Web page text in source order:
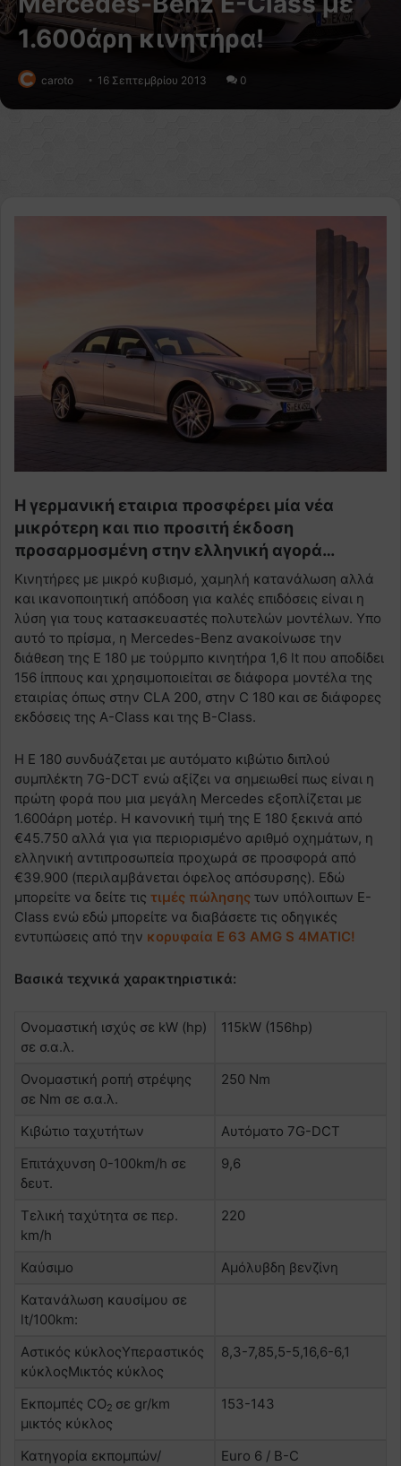
1.600άρη κινητήρα!
caroto 16 Σεπτεμβρίου 2013 0
Η γερμανική εταιρια προσφέρει μία νέα
μικρότερη και πιο προσιτή έκδοση
προσαρμοσμένη στην ελληνική αγορά…
Κινητήρες με μικρό κυβισμό, χαμηλή κατανάλωση αλλά
και ικανοποιητική απόδοση για καλές επιδόσεις είναι η
λύση για τους κατασκευαστές πολυτελών μοντέλων. Υπο
αυτό το πρίσμα, η Mercedes-Benz ανακοίνωσε την
διάθεση της Ε 180 με τούρμπο κινητήρα 1,6 lt που αποδίδει
156 ίππους και χρησιμοποιείται σε διάφορα μοντέλα της
εταιρίας όπως στην CLA 200, στην C 180 και σε διάφορες
εκδόσεις της A-Class και της B-Class.
H Ε 180 συνδυάζεται με αυτόματο κιβώτιο διπλού
συμπλέκτη 7G-DCT ενώ αξίζει να σημειωθεί πως είναι η
πρώτη φορά που μια μεγάλη Mercedes εξοπλίζεται με
1.600άρη μοτέρ. Η κανονική τιμή της E 180 ξεκινά από
€45.750 αλλά για για περιορισμένο αριθμό οχημάτων, η
ελληνική αντιπροσωπεία προχωρά σε προσφορά από
€39.900 (περιλαμβάνεται όφελος απόσυρσης). Εδώ
μπορείτε να δείτε τις τιμές πώλησης των υπόλοιπων E-
Class ενώ εδώ μπορείτε να διαβάσετε τις οδηγικές
εντυπώσεις από την κορυφαία Ε 63 AMG S 4MATIC!
Βασικά τεχνικά χαρακτηριστικά:
Ονομαστική ισχύς σε kW (hp)
σε σ.α.λ.
115kW (156hp)
Ονομαστική ροπή στρέψης
σε Nm σε σ.α.λ.
250 Nm
Κιβώτιο ταχυτήτων
Αυτόματο 7G-DCT
Επιτάχυνση 0-100km/h σε
δευτ.
9,6
Τελική ταχύτητα σε περ.
km/h
220
Καύσιμο
Αμόλυβδη βενζίνη
Κατανάλωση καυσίμου σε
lt/100km:
Αστικός κύκλοςΥπεραστικός
κύκλοςΜικτός κύκλος
8,3-7,85,5-5,16,6-6,1
Εκπομπές CO2 σε gr/km
μικτός κύκλος
153-143
Κατηγορία εκπομπών/
Euro 6 / B-C